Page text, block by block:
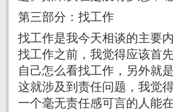
第三部分：找工作
找工作是我今天相谈的主要
找工作之前，我觉得应该首
自己怎么看找工作，另外就
这就涉及到责任问题，我觉
一个毫无责任感可言的人能